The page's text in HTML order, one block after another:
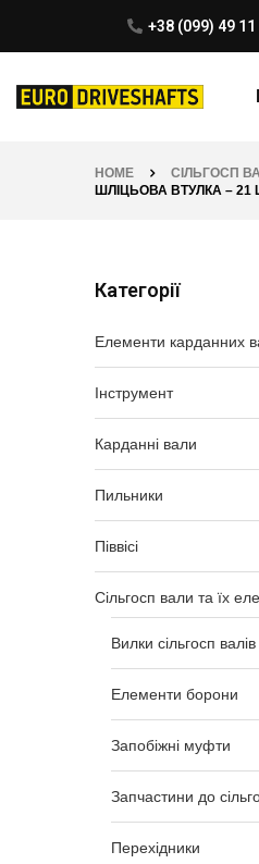
+38 (099) 49 11
HOME СІЛЬГОСП
ШЛІЦЬОВА ВТУЛКА – 21
Категорії
Елементи карданних
Інструмент
Карданні вали
Пильники
Піввісі
Сільгосп вали та їх
Вилки сільгосп валів
Елементи борони
Запобіжні муфти
Запчастини до
Перехідники